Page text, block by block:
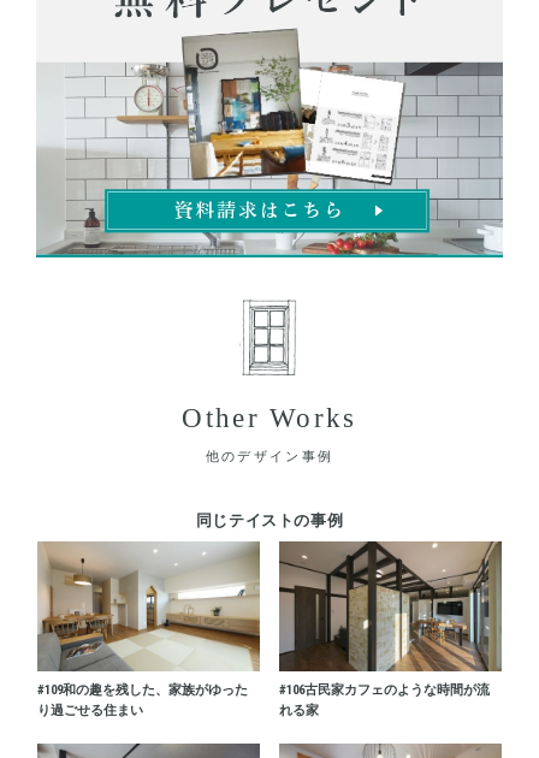
Other Works
他のデザイン事例
同じテイストの事例
#109和の趣を残した、家族がゆった
り過ごせる住まい
#106古民家カフェのような時間が流
れる家